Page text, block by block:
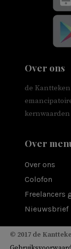
Over ons
de
Over
Over ons
Colofon
Freelancers
Nieuwsbrief
© 2017 de